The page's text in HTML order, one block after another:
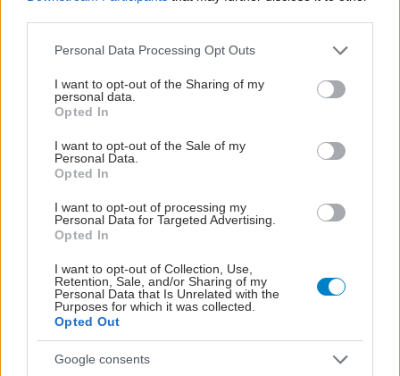
Please note that this website/app uses one or more Google
not limited to your visit or usage behaviour. You may click to
grant or deny consent to Google and its third-party tags to
use your data for below specified purposes in below Google
consent section.
Personal Data Processing Opt Outs
I want to opt-out of the Sharing of my
personal data.
Opted In
I want to opt-out of the Sale of my
Personal Data.
Opted In
I want to opt-out of processing my
Personal Data for Targeted Advertising.
Opted In
I want to opt-out of Collection, Use,
Retention, Sale, and/or Sharing of my
Personal Data that Is Unrelated with the
Purposes for which it was collected.
Opted Out
Google consents